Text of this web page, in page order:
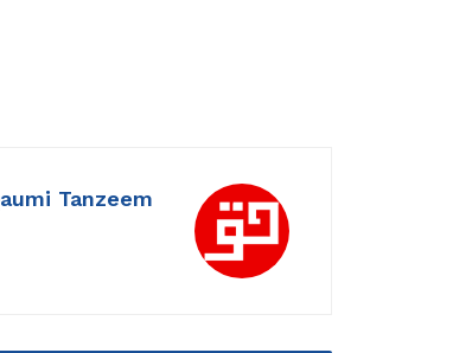
Tanzeem